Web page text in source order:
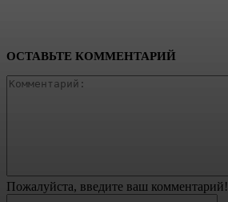
ОСТАВЬТЕ КОММЕНТАРИЙ
Пожалуйста, введите ваш комментарий!